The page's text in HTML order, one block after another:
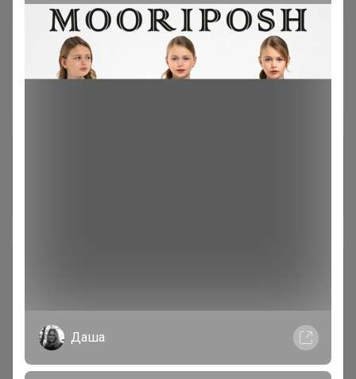
В архиве Собрано
Условия участия
Ключевые даты
Даша